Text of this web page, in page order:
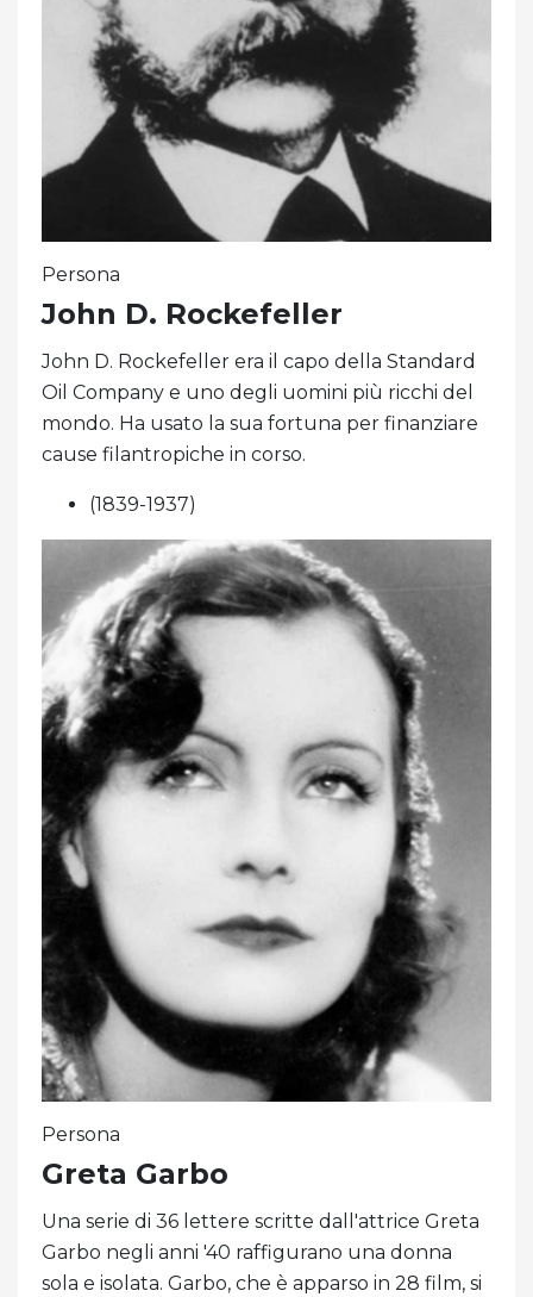
Persona
John D. Rockefeller
John D. Rockefeller era il capo della Standard
Oil Company e uno degli uomini più ricchi del
mondo. Ha usato la sua fortuna per finanziare
cause filantropiche in corso.
(1839-1937)
Persona
Greta Garbo
Una serie di 36 lettere scritte dall'attrice Greta
Garbo negli anni '40 raffigurano una donna
sola e isolata. Garbo, che è apparso in 28 film, si